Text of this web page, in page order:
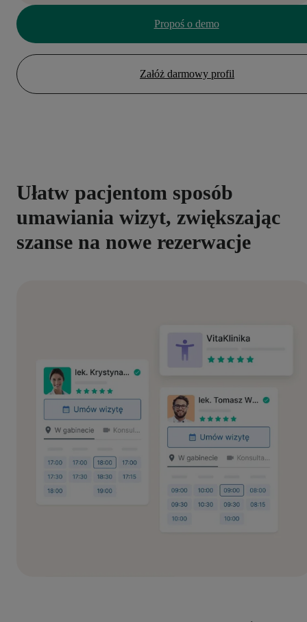
Propoś o demo
Załóż darmowy profil
Ułatw pacjentom sposób
umawiania wizyt, zwiększając
szanse na nowe rezerwacje